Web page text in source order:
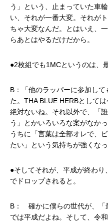
う」という、止まっていた車
い、それが一番大変。それが
ちゃ大変なんだ。とはいえ、
らあとはやるだけだから。
●2枚組でも1MCというのは、
B：「他のラッパーに参加し
た。THA BLUE HERBとして
絶対ないね。それ以外で、「
う」とかいろいろな案がなか
うちに「言葉は全部オレで、
たい」という気持ちが強くな
●そしてそれが、平成が終わ
でドロップされると。
B： 確かに僕らの世代が、「
では平成だよね。そして、令